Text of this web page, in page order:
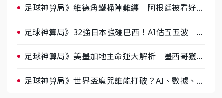
足球神算局》維德角鐵桶陣難纏 阿根廷被看好下
足球神算局》32強日本強碰巴西！AI估五五波 牛
足球神算局》美墨加地主命運大解析 墨西哥獲數
足球神算局》世界盃魔咒誰能打破？AI、數據、塔